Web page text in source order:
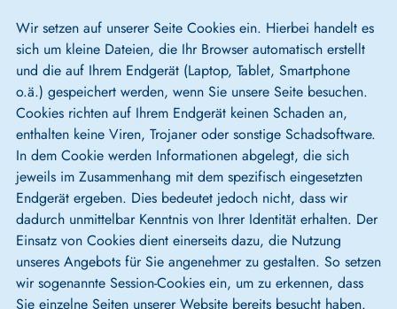
Wir setzen auf unserer Seite Cookies ein. Hierbei handelt es
sich um kleine Dateien, die Ihr Browser automatisch erstellt
und die auf Ihrem Endgerät (Laptop, Tablet, Smartphone
o.ä.) gespeichert werden, wenn Sie unsere Seite besuchen.
Cookies richten auf Ihrem Endgerät keinen Schaden an,
enthalten keine Viren, Trojaner oder sonstige Schadsoftware.
In dem Cookie werden Informationen abgelegt, die sich
jeweils im Zusammenhang mit dem spezifisch eingesetzten
Endgerät ergeben. Dies bedeutet jedoch nicht, dass wir
dadurch unmittelbar Kenntnis von Ihrer Identität erhalten. Der
Einsatz von Cookies dient einerseits dazu, die Nutzung
unseres Angebots für Sie angenehmer zu gestalten. So setzen
wir sogenannte Session-Cookies ein, um zu erkennen, dass
Sie einzelne Seiten unserer Website bereits besucht haben.